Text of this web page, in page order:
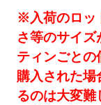
※入荷のロッ
さ等のサイ
ティンごと
購入された場
るのは大変